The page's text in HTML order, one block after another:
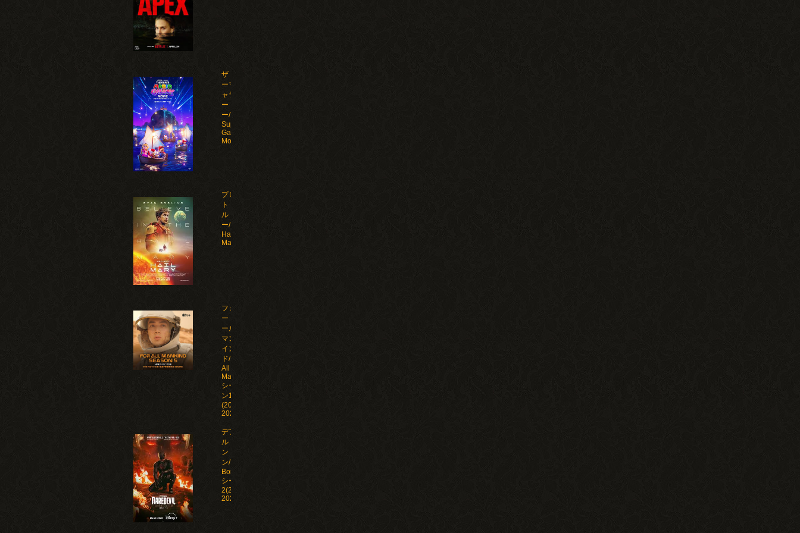
ザ・スーパ
ーマリオギ
ャラクシ
ー・ムービ
ー/The
Super Mario
Galaxy
Movie(2026)
プロジェク
ト・ヘイ
ル・メアリ
ー/Project
Hail
Mary(2026)
フォ
ー・オ
ール・
マンカ
イン
ド/For
All
Mankind
シーズ
ン1-5
(2019-
2026)
デアデビ
ル：ボー
ン・アゲイ
ン/Daredevil:
Born Again
シーズン1-
2(2025-
2026)